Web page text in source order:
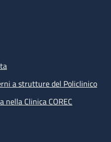
a strutture del Policlinico
nella Clinica COREC